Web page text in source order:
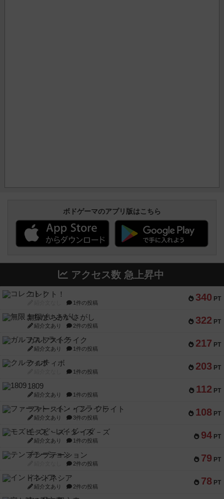
ボドゲーマのアプリ版はこちら
アクセス数 急上昇中
340 PT
コレクト！
1件の投稿
322 PT
無限まちがいさがし
紹介文あり 2件の投稿
217 PT
ガルフストライク
紹介文あり 1件の投稿
203 PT
クルティボ
1件の投稿
112 PT
1809
紹介文あり 1件の投稿
108 PT
ファースト・イン・フライト
紹介文あり 3件の投稿
94 PT
モズビ－ズ・レイダ－ズ
紹介文あり 1件の投稿
79 PT
テンプテーション
2件の投稿
78 PT
インドネシア
紹介文あり 2件の投稿